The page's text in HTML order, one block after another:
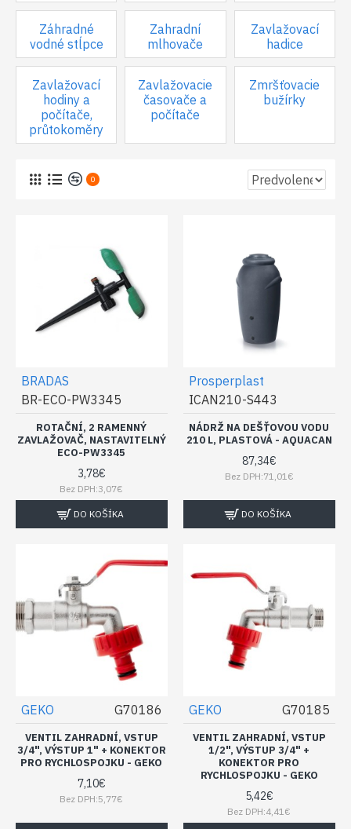
Záhradné
vodné stĺpce
Zahradní
mlhovače
Zavlažovací
hadice
Zavlažovací
hodiny a
počítače,
průtokoměry
Zavlažovacie
časovače a
počítače
Zmršťovacie
bužírky
0
BRADAS
BR-ECO-PW3345
ROTAČNÍ, 2 RAMENNÝ
ZAVLAŽOVAČ, NASTAVITELNÝ
ECO-PW3345
3,78€
Bez DPH:3,07€
DO KOŠÍKA
Prosperplast
ICAN210-S443
NÁDRŽ NA DEŠŤOVOU VODU
210 L, PLASTOVÁ - AQUACAN
87,34€
Bez DPH:71,01€
DO KOŠÍKA
GEKO G70186
VENTIL ZAHRADNÍ, VSTUP
3/4", VÝSTUP 1" + KONEKTOR
PRO RYCHLOSPOJKU - GEKO
7,10€
Bez DPH:5,77€
GEKO G70185
VENTIL ZAHRADNÍ, VSTUP
1/2", VÝSTUP 3/4" +
KONEKTOR PRO
RYCHLOSPOJKU - GEKO
5,42€
Bez DPH:4,41€